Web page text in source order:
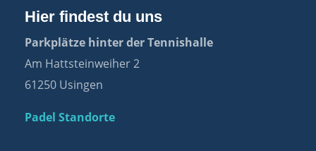
Hier findest du uns
Parkplätze hinter der Tennishalle
Am Hattsteinweiher 2
61250 Usingen
Padel Standorte